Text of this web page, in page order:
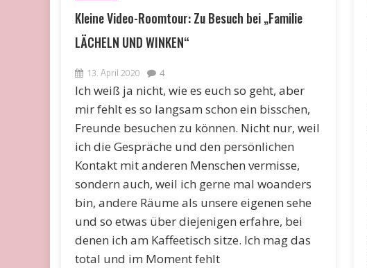
Kleine Video-Roomtour: Zu Besuch bei „Familie
LÄCHELN UND WINKEN“
13. April 2020 4
Ich weiß ja nicht, wie es euch so geht, aber
mir fehlt es so langsam schon ein bisschen,
Freunde besuchen zu können. Nicht nur, weil
ich die Gespräche und den persönlichen
Kontakt mit anderen Menschen vermisse,
sondern auch, weil ich gerne mal woanders
bin, andere Räume als unsere eigenen sehe
und so etwas über diejenigen erfahre, bei
denen ich am Kaffeetisch sitze. Ich mag das
total und im Moment fehlt